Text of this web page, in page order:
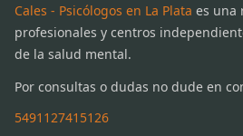
Cales - Psicólogos en La Plata es una
profesionales y centros
de la salud mental.
Por consultas o dudas no dude en
5491127415126